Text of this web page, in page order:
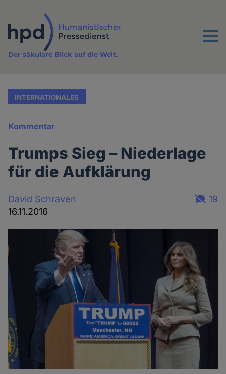
Inhalt
Menu
Der säkulare Blick auf die Welt.
INTERNATIONALES
Kommentar
Trumps Sieg – Niederlage
für die Aufklärung
David Schraven
16.11.2016
19